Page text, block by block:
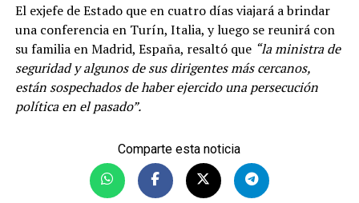
El exjefe de Estado que en cuatro días viajará a brindar
una conferencia en Turín, Italia, y luego se reunirá con
su familia en Madrid, España, resaltó que “la ministra de
seguridad y algunos de sus dirigentes más cercanos,
están sospechados de haber ejercido una persecución
política en el pasado”.
Comparte esta noticia